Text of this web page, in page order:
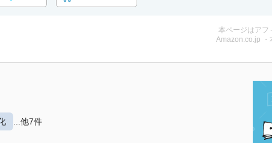
本ページはアフ
Amazon.co.jp ・
...他7件